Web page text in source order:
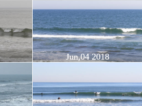
Jun,04 2018